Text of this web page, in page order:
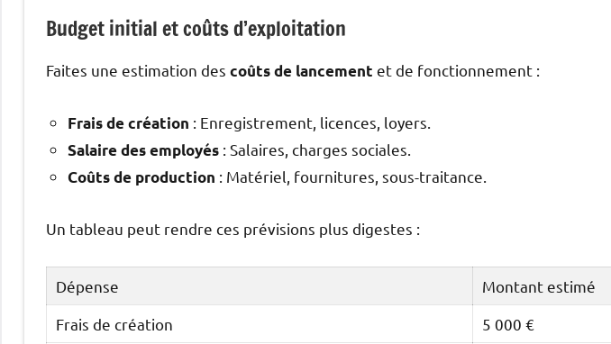
Budget initial et coûts d’exploitation
Faites une estimation des coûts de lancement et de fonctionnement :
Frais de création : Enregistrement, licences, loyers.
Salaire des employés : Salaires, charges sociales.
Coûts de production : Matériel, fournitures, sous-traitance.
Un tableau peut rendre ces prévisions plus digestes :
Dépense
Montant estimé
Frais de création
5 000 €